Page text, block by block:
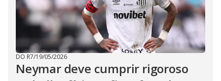
DO R7/19/05/2026
Neymar deve cumprir rigoroso